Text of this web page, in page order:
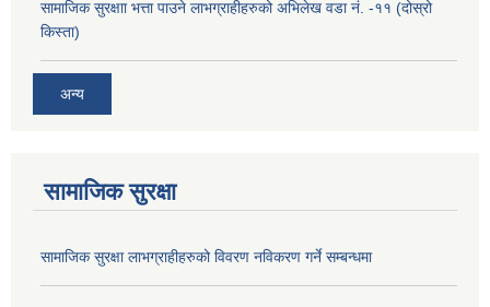
सामाजिक सुरक्षाा भत्ता पाउने लाभग्राहीहरुको अभिलेख वडा नं. -११ (दोस्रो
किस्ता)
अन्य
सामाजिक सुरक्षा
सामाजिक सुरक्षा लाभग्राहीहरुको विवरण नविकरण गर्ने सम्बन्धमा